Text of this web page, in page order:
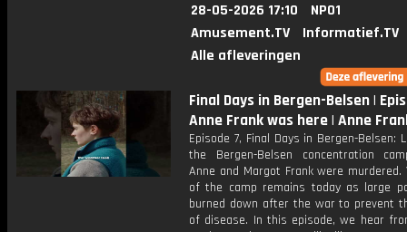
28-05-2026 17:10
NPO1
Amusement.TV
Informatief.TV
Alle afleveringen
Final Days in Bergen-Belsen |
Anne Frank was here | Anne
Episode 7, Final Days in Bergen-Belsen:
the Bergen-Belsen concentration
Anne and Margot Frank were
of the camp remains today as large
burned down after the war to prevent
of disease. In this episode, we hear